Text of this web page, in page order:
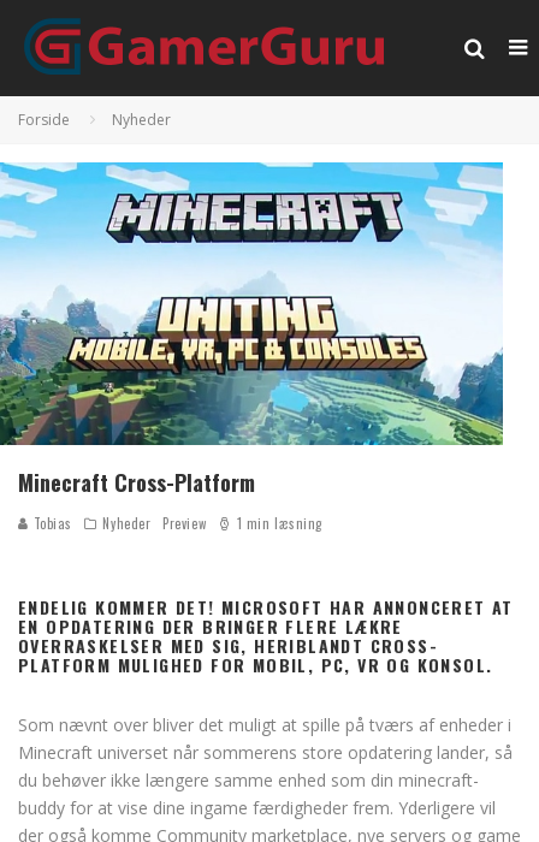
Forside Nyheder
Minecraft Cross-Platform
Tobias Nyheder Preview 1 min læsning
ENDELIG KOMMER DET! MICROSOFT HAR ANNONCERET AT
EN OPDATERING DER BRINGER FLERE LÆKRE
OVERRASKELSER MED SIG, HERIBLANDT CROSS-
PLATFORM MULIGHED FOR MOBIL, PC, VR OG KONSOL.
Som nævnt over bliver det muligt at spille på tværs af enheder i
Minecraft universet når sommerens store opdatering lander, så
du behøver ikke længere samme enhed som din minecraft-
buddy for at vise dine ingame færdigheder frem. Yderligere vil
der også komme Community marketplace, nye servers og game